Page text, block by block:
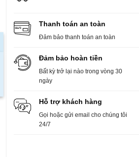
Thanh toán an toàn
Đảm bảo thanh toán an toàn
Đảm bảo hoàn tiền
Bất kỳ trở lại nào trong vòng 30
ngày
Hỗ trợ khách hàng
Gọi hoặc gửi email cho chúng tôi
24/7